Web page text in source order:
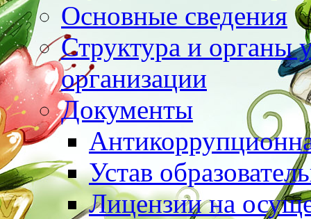
Основные сведения
Структура и органы
организации
Документы
Устав
Лицензии на